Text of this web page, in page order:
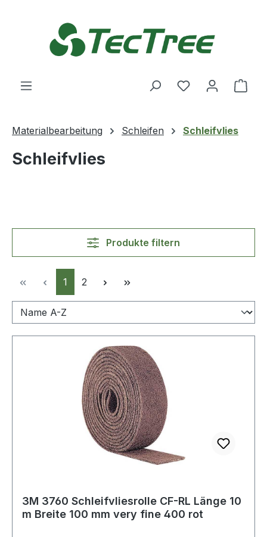
Du hast 0
Materialbearbeitung Schleifen Schleifvlies
Schleifvlies
Produkte filtern
Seite
1 Seite
2
3M 3760 Schleifvliesrolle CF-RL Länge 10
m Breite 100 mm very fine 400 rot